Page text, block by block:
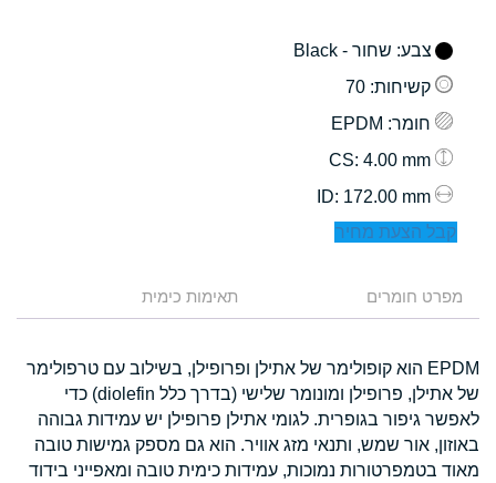
צבע: שחור - Black
קשיחות: 70
חומר: EPDM
: 4.00 mm
: 172.00 mm
קבל הצעת מחיר
מפרט חומרים תאימות כימית
EPDM הוא קופולימר של אתילן ופרופילן, בשילוב עם טרפולימר
של אתילן, פרופילן ומונומר שלישי (בדרך כלל diolefin) כדי
לאפשר גיפור בגופרית. לגומי אתילן פרופילן יש עמידות גבוהה
באוזון, אור שמש, ותנאי מזג אוויר. הוא גם מספק גמישות טובה
מאוד בטמפרטורות נמוכות, עמידות כימית טובה ומאפייני בידוד